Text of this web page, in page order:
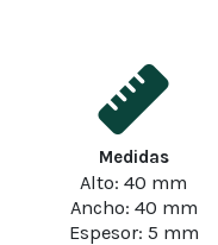
Medidas
Alto: 40 mm
Ancho: 40 mm
Espesor: 5 mm